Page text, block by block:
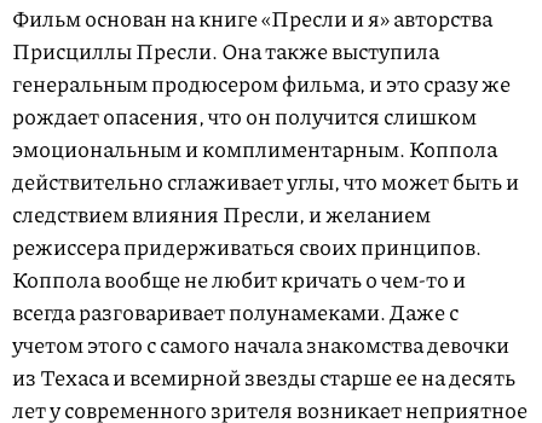
Фильм основан на книге «Пресли и я» авторства
Присциллы Пресли. Она также выступила
генеральным продюсером фильма, и это сразу же
рождает опасения, что он получится слишком
эмоциональным и комплиментарным. Коппола
действительно сглаживает углы, что может быть и
следствием влияния Пресли, и желанием
режиссера придерживаться своих принципов.
Коппола вообще не любит кричать о чем-то и
всегда разговаривает полунамеками. Даже с
учетом этого с самого начала знакомства девочки
из Техаса и всемирной звезды старше ее на десять
лет у современного зрителя возникает неприятное